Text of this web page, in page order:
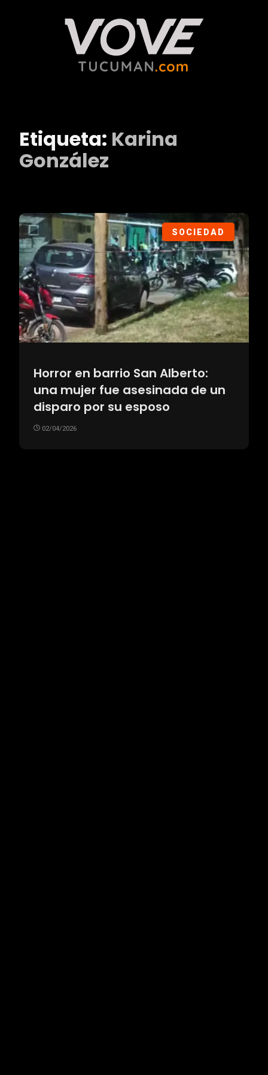
Etiqueta: Karina
González
SOCIEDAD
Horror en barrio San Alberto:
una mujer fue asesinada de un
disparo por su esposo
02/04/2026